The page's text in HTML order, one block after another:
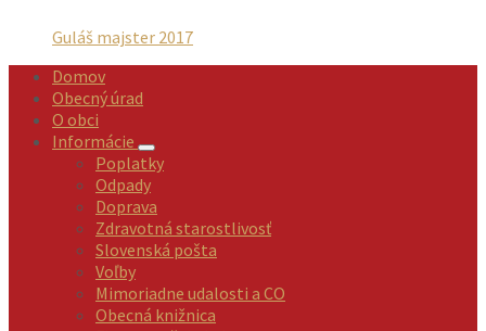
Guláš majster 2017
Domov
Obecný úrad
O obci
Informácie
Poplatky
Odpady
Doprava
Zdravotná starostlivosť
Slovenská pošta
Voľby
Mimoriadne udalosti a CO
Obecná knižnica